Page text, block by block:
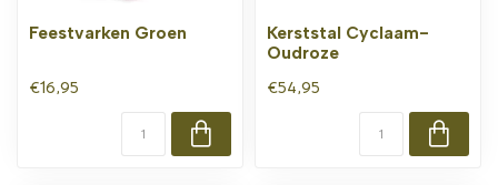
Feestvarken Groen
€16,95
Kerststal Cyclaam-
Oudroze
€54,95